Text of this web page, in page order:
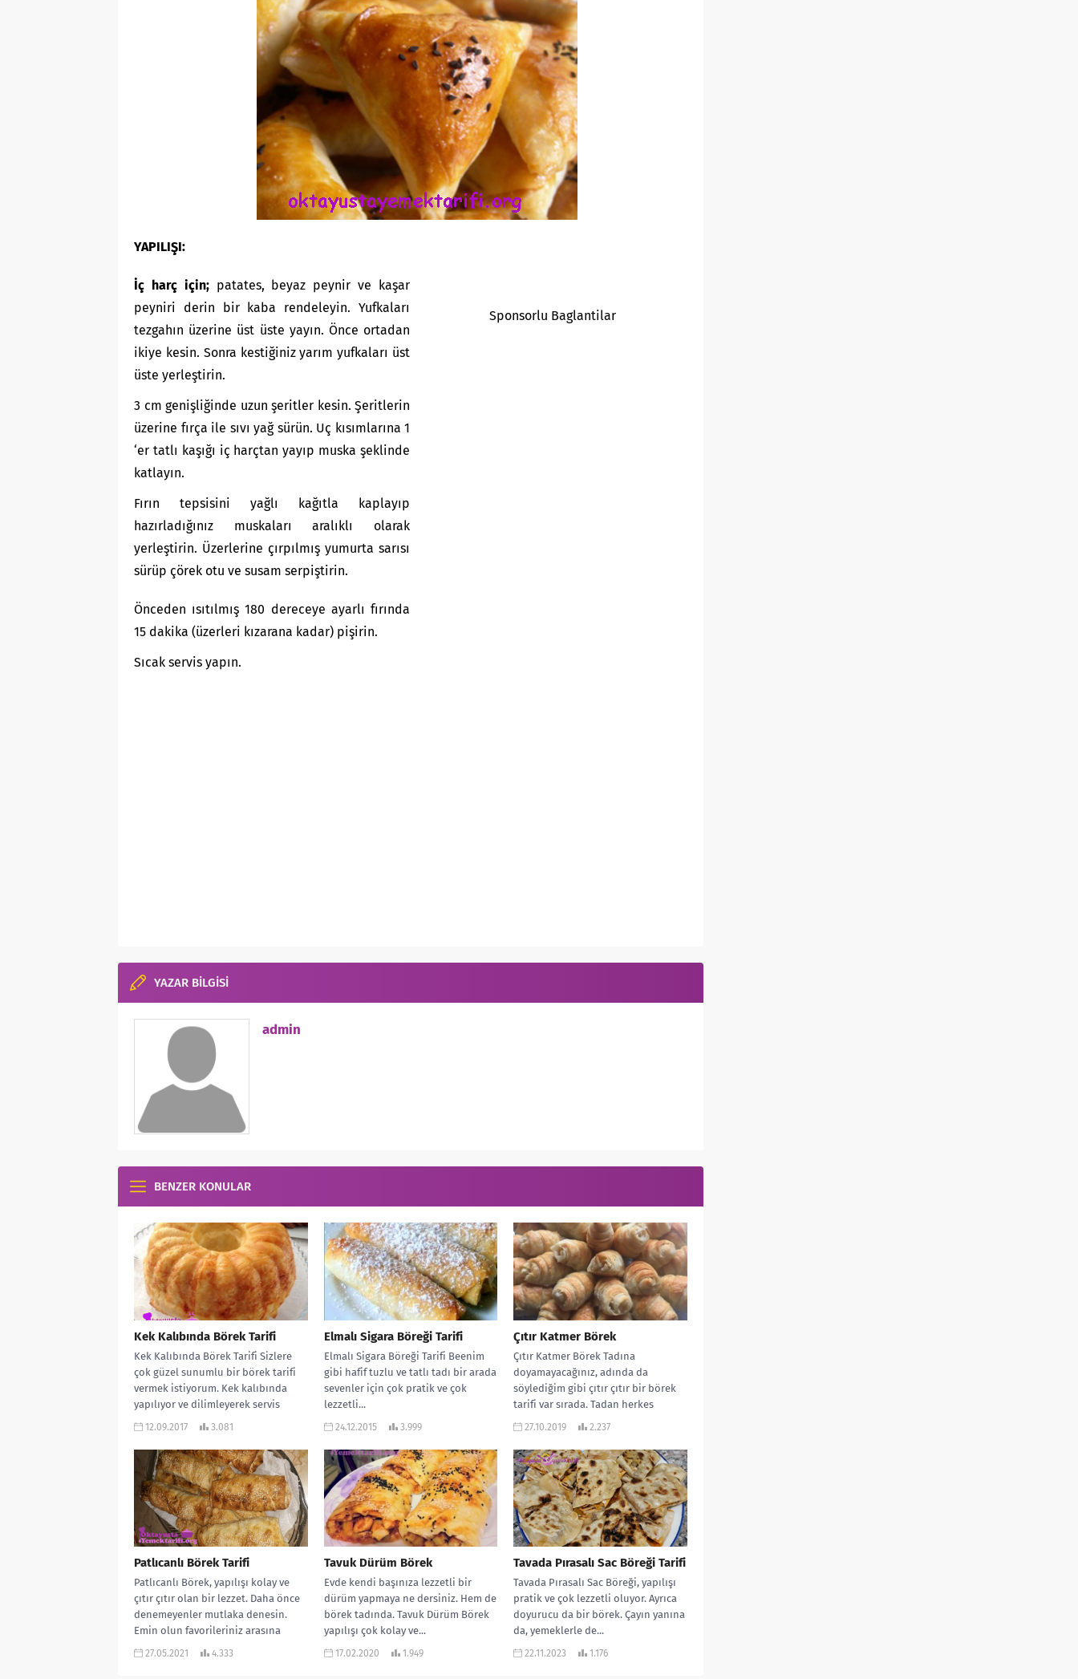
YAPILIŞI:
Sponsorlu Baglantilar
İç harç için;patates, beyaz peynir ve kaşar
peyniri derin bir kaba rendeleyin. Yufkaları
tezgahın üzerine üst üste yayın. Önce ortadan
ikiye kesin. Sonra kestiğiniz yarım yufkaları üst
üste yerleştirin.
3 cm genişliğinde uzun şeritler kesin. Şeritlerin
üzerine fırça ile sıvı yağ sürün. Uç kısımlarına 1
‘er tatlı kaşığı iç harçtan yayıp muska şeklinde
katlayın.
Fırın tepsisini yağlı kağıtla kaplayıp
hazırladığınız muskaları aralıklı olarak
yerleştirin. Üzerlerine çırpılmış yumurta sarısı
sürüp çörek otu ve susam serpiştirin.
Önceden ısıtılmış 180 dereceye ayarlı fırında
15 dakika (üzerleri kızarana kadar) pişirin.
Sıcak servis yapın.
YAZAR BİLGİSİ
admin
BENZER KONULAR
Kek Kalıbında Börek Tarifi
Kek Kalıbında Börek Tarifi Sizlere
çok güzel sunumlu bir börek tarifi
vermek istiyorum. Kek kalıbında
yapılıyor ve dilimleyerek servis
ediliyor....
12.09.2017 3.081
Elmalı Sigara Böreği Tarifi
Elmalı Sigara Böreği Tarifi Beenim
gibi hafif tuzlu ve tatlı tadı bir arada
sevenler için çok pratik ve çok
lezzetli...
24.12.2015 3.999
Çıtır Katmer Börek
Çıtır Katmer Börek Tadına
doyamayacağınız, adında da
söylediğim gibi çıtır çıtır bir börek
tarifi var sırada. Tadan herkes
mutlaka tarifini...
27.10.2019 2.237
Patlıcanlı Börek Tarifi
Patlıcanlı Börek, yapılışı kolay ve
çıtır çıtır olan bir lezzet. Daha önce
denemeyenler mutlaka denesin.
Emin olun favorileriniz arasına
girecek....
27.05.2021 4.333
Tavuk Dürüm Börek
Evde kendi başınıza lezzetli bir
dürüm yapmaya ne dersiniz. Hem de
börek tadında. Tavuk Dürüm Börek
yapılışı çok kolay ve...
17.02.2020 1.949
Tavada Pırasalı Sac Böreği Tarifi
Tavada Pırasalı Sac Böreği, yapılışı
pratik ve çok lezzetli oluyor. Ayrıca
doyurucu da bir börek. Çayın yanına
da, yemeklerle de...
22.11.2023 1.176